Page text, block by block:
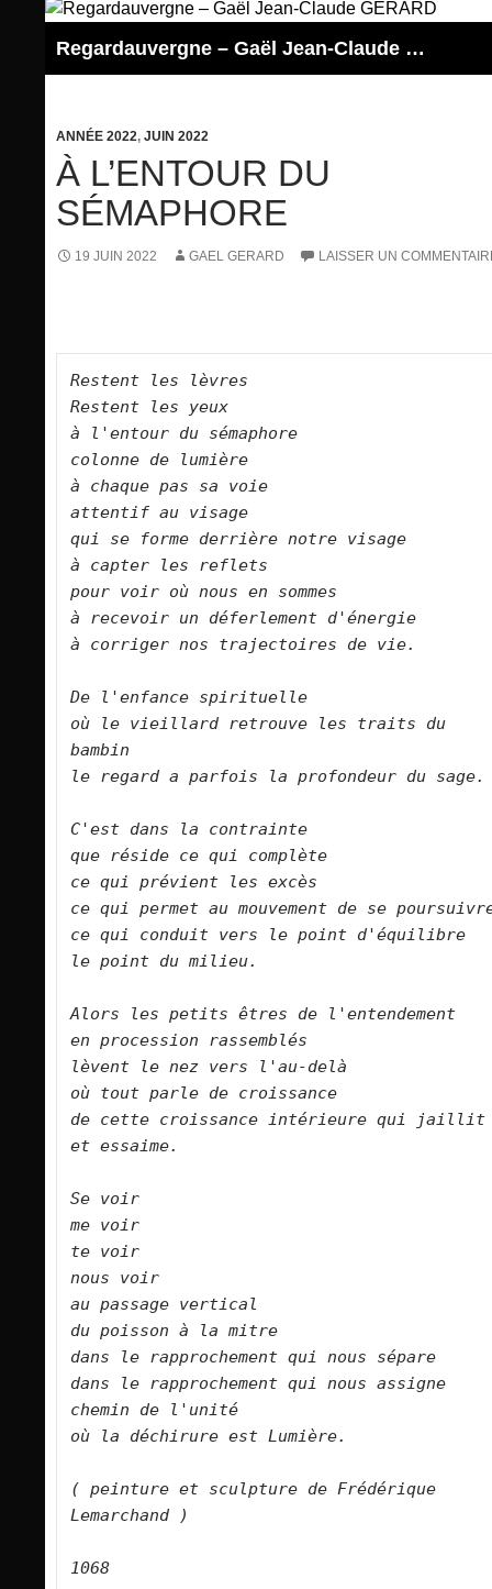
Regardauvergne – Gaël Jean-Claude GERARD
ANNÉE 2022, JUIN 2022
À L’ENTOUR DU
SÉMAPHORE
19 JUIN 2022 GAEL GERARD LAISSER UN
Restent les lèvres
Restent les yeux
à l'entour du sémaphore
colonne de lumière
à chaque pas sa voie
attentif au visage
qui se forme derrière notre visage
à capter les reflets
pour voir où nous en sommes
à recevoir un déferlement d'énergie
à corriger nos trajectoires de vie.
De l'enfance spirituelle
où le vieillard retrouve les traits du
bambin
le regard a parfois la profondeur du sage.
C'est dans la contrainte
que réside ce qui complète
ce qui prévient les excès
ce qui permet au mouvement de se
ce qui conduit vers le point
le point du milieu.
Alors les petits êtres de l'entendement
en procession rassemblés
lèvent le nez vers l'au-delà
où tout parle de croissance
de cette croissance intérieure qui jaillit
et essaime.
Se voir
me voir
te voir
nous voir
au passage vertical
du poisson à la mitre
dans le rapprochement qui nous sépare
dans le rapprochement qui nous assigne
chemin de l'unité
où la déchirure est Lumière.
( peinture et sculpture de Frédérique
Lemarchand )
1068